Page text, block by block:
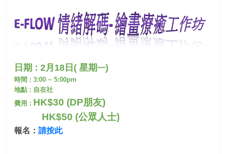
日期 : 2月18 日 (星期一)
時間 : 3:00 ~ 5:00pm
地點 : 自在社
費用 : HK$30 (DP朋友)
HK$50 (公眾人士)
報名：請按此